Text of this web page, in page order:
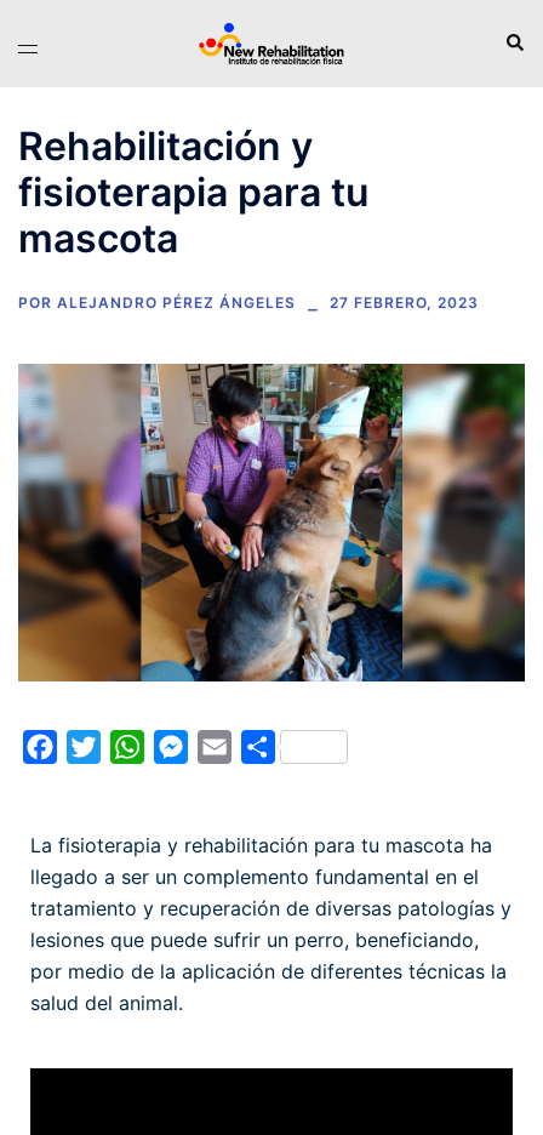
Rehabilitación y
fisioterapia para tu
mascota
POR ALEJANDRO PÉREZ ÁNGELES 27 FEBRERO, 2023
FacebookTwitterWhatsAppMessenger
EmailCompartir
La fisioterapia y rehabilitación para tu mascota ha
llegado a ser un complemento fundamental en el
tratamiento y recuperación de diversas patologías y
lesiones que puede sufrir un perro, beneficiando,
por medio de la aplicación de diferentes técnicas la
salud del animal.